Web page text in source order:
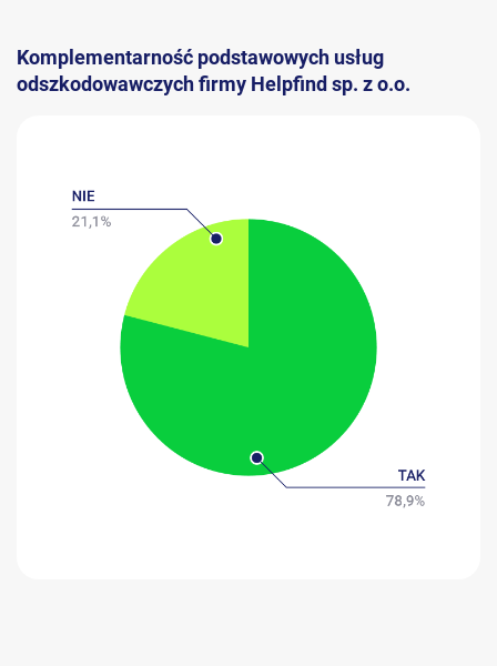
Komplementarność podstawowych usług
odszkodowawczych firmy Helpfind sp. z o.o.